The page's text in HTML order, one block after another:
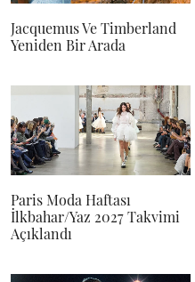
Jacquemus Ve Timberland
Yeniden Bir Arada
Paris Moda Haftası
İlkbahar/Yaz 2027 Takvimi
Açıklandı